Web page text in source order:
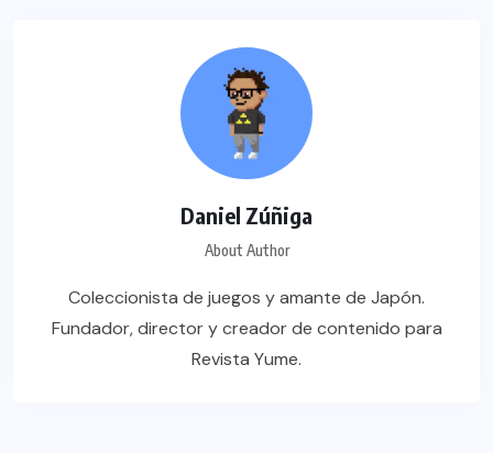
Daniel Zúñiga
About Author
Coleccionista de juegos y amante de Japón.
Fundador, director y creador de contenido para
Revista Yume.